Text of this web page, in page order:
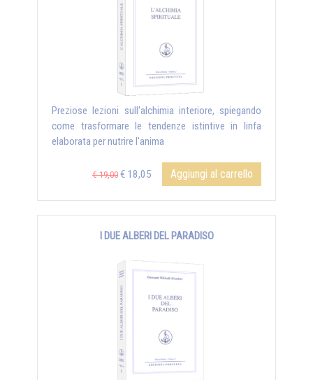
Preziose lezioni sull'alchimia interiore, spiegando
come trasformare le tendenze istintive in linfa
elaborata per nutrire l'anima
€ 19,00 € 18,05 Aggiungi al carrello
I DUE ALBERI DEL PARADISO